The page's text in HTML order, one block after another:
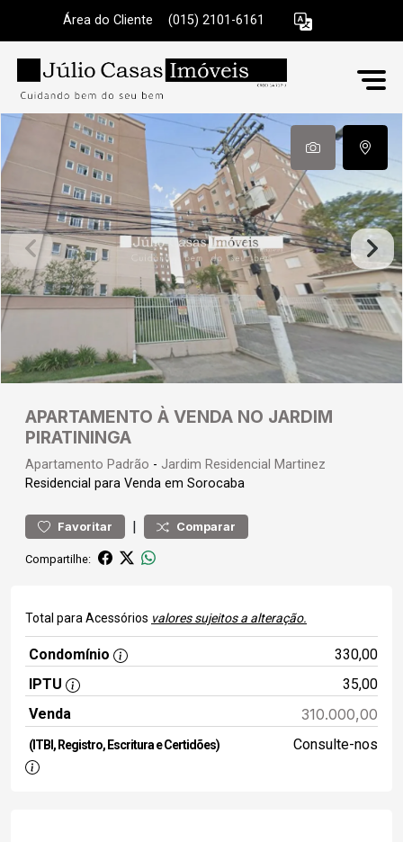
Área do Cliente (015) 2101-6161
APARTAMENTO À VENDA NO JARDIM
PIRATININGA
Apartamento Padrão - Jardim Residencial Martinez
Residencial para Venda em Sorocaba
Favoritar | Comparar
Compartilhe:
Total para Acessórios valores sujeitos a alteração.
Condomínio
330,00
IPTU
35,00
Venda
310.000,00
(ITBI, Registro, Escritura e Certidões) Consulte-nos